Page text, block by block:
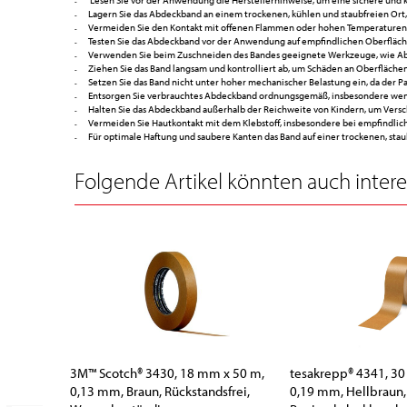
Lagern Sie das Abdeckband an einem trockenen, kühlen und staubfreien
Vermeiden Sie den Kontakt mit offenen Flammen oder hohen
Testen Sie das Abdeckband vor der Anwendung auf empfindlichen
Verwenden Sie beim Zuschneiden des Bandes geeignete Werkzeuge, wie
Ziehen Sie das Band langsam und kontrolliert ab, um Schäden an
Setzen Sie das Band nicht unter hoher mechanischer Belastung ein, da der
Entsorgen Sie verbrauchtes Abdeckband ordnungsgemäß, insbesondere
Halten Sie das Abdeckband außerhalb der Reichweite von Kindern, um
Vermeiden Sie Hautkontakt mit dem Klebstoff, insbesondere bei
Für optimale Haftung und saubere Kanten das Band auf einer trockenen,
Folgende Artikel könnten auch
3M™ Scotch® 3430, 18 mm x 50 m,
0,13 mm, Braun, Rückstandsfrei,
tesakrepp® 4341,
0,19 mm, Hellbraun,